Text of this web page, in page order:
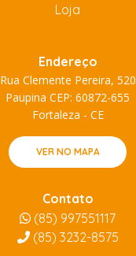
Loja
Endereço
Rua Clemente Pereira, 520
Paupina CEP: 60872-655
Fortaleza - CE
VER NO MAPA
Contato
(85) 997551117
(85) 3232-8575